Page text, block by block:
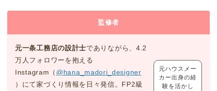
監修者
元一条工務店の設計士でありながら、4.2
万人フォロワーを抱える
Instagram（ @hana_madori_designer
）にて家づくり情報を日々発信。FP2級
元ハウスメー
カー出身の経
験を活かし